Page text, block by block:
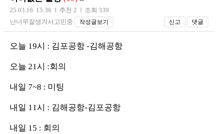
25.03.16 15:36 추천 2
조회 339
난너무잘생겨서고민중
작성글보기 신고 댓글
오늘 19시 : 김포공항 -김해공항
오늘 21시 :회의
내일 7~8 : 미팅
내일 11시 : 김해공항-김포공항
내일 15 : 회의